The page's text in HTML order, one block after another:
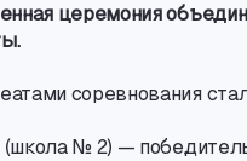
церемония
соревнования
(школа № 2) —